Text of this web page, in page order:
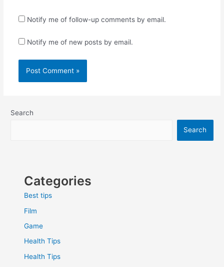
Notify me of follow-up comments by email.
Notify me of new posts by email.
Search
Search
Categories
Best tips
Film
Game
Health Tips
Health Tips